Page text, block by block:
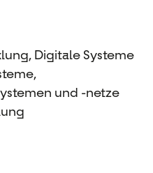
Digitale Systeme
und -netze